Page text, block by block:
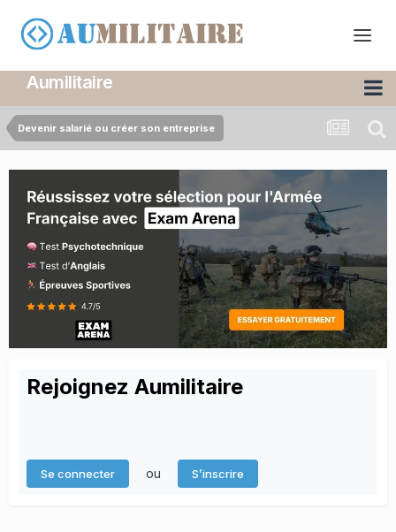
Aumilitaire
Devenir salarié ou créer son entreprise
Rejoignez Aumilitaire
Se connecter ou S’inscrire